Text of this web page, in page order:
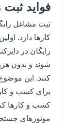
فواید
ثبت مشاغل
کارها دارد.
رایگان در
شوند و بدون
کنند. این
برای کسب و
کسب و کارها
موتورهای